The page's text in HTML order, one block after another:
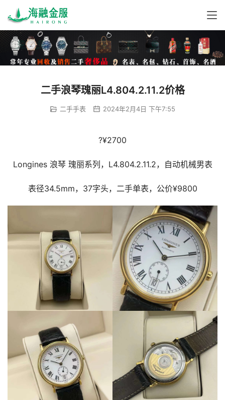
二手浪琴瑰丽L4.804.2.11.2价格
二手手表 2024年2月4日 下午7:55
?¥2700
Longines 浪琴 瑰丽系列，L4.804.2.11.2，自动机械男表
表径34.5mm，37字头，二手单表，公价¥9800